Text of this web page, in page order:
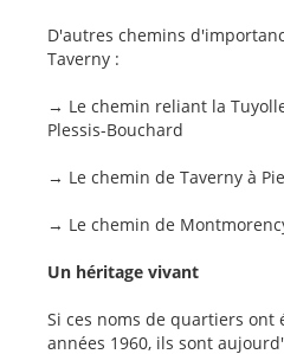
D'autres chemins
Taverny :
→ Le chemin reliant la
Plessis-Bouchard
→ Le chemin de Taverny à
→ Le chemin de
Un héritage vivant
Si ces noms de quartiers ont
années 1960, ils sont